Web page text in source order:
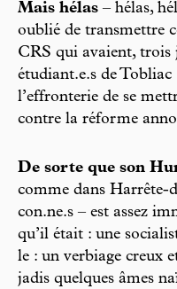
Mais hélas – hélas,
oublié de transmettre
CRS qui avaient, trois
étudiant.e.s de
l’effronterie de se
contre la réforme
De sorte que son
comme dans Harrête-
con.ne.s – est assez
qu’il était : une
le : un verbiage creux
jadis quelques âmes